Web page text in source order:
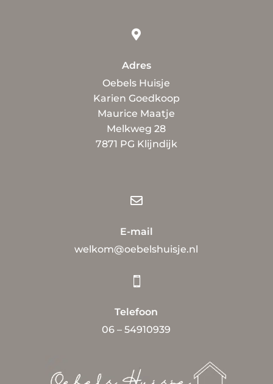

Adres
Oebels Huisje
Karien Goedkoop
Maurice Maatje
Melkweg 28
7871 PG Klijndijk

E-mail
welkom@oebelshuisje.nl

Telefoon
06 – 54910939